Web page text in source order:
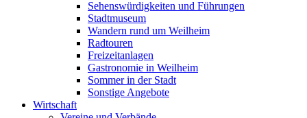
Sehenswürdigkeiten und Führungen
Stadtmuseum
Wandern rund um Weilheim
Radtouren
Freizeitanlagen
Gastronomie in Weilheim
Sommer in der Stadt
Sonstige Angebote
Wirtschaft